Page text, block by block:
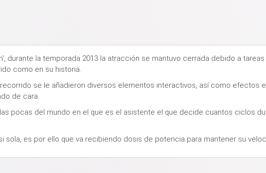
, durante la temporada 2013 la atracción se mantuvo cerrada debido a
como en su historia.
se le añadieron diversos elementos interactivos, así como efectos
de cara.
pocas del mundo en el que es el asistente el que decide cuantos ciclos
es por ello que va recibiendo dosis de potencia para mantener su